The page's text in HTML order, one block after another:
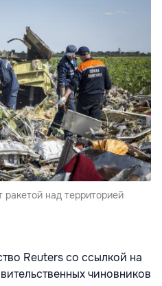
над территорией
Reuters со ссылкой на
чиновников